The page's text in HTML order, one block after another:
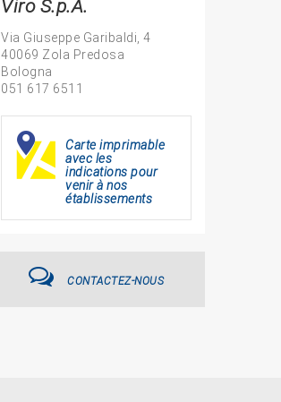
Viro S.p.A.
Via Giuseppe Garibaldi, 4
40069 Zola Predosa
Bologna
051 617 6511
Carte imprimable
avec les
indications pour
venir à nos
établissements
CONTACTEZ-NOUS